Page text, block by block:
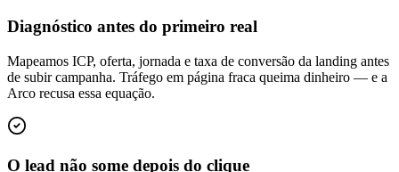
Diagnóstico antes do primeiro real
Mapeamos ICP, oferta, jornada e taxa de conversão da landing antes
de subir campanha. Tráfego em página fraca queima dinheiro — e a
Arco recusa essa equação.
O lead não some depois do clique